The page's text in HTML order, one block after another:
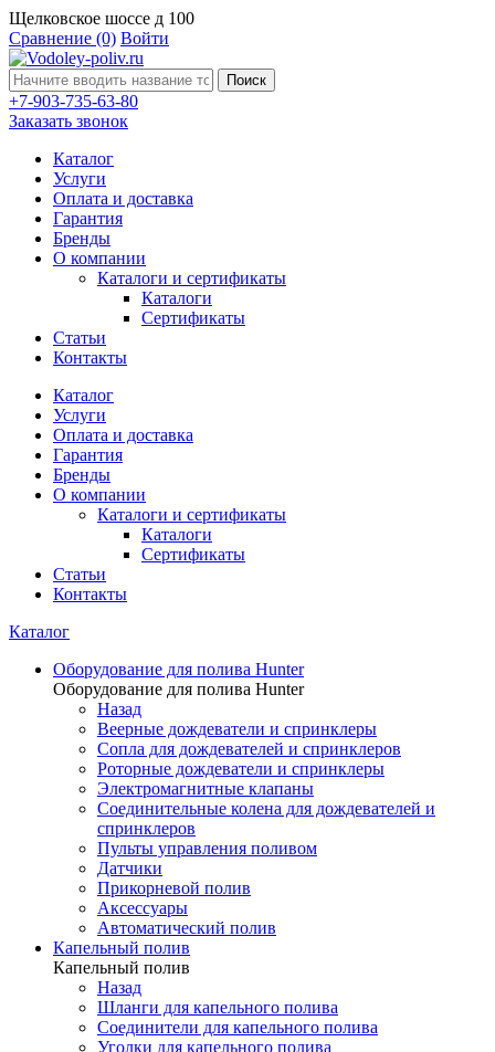
Щелковское шоссе д 100
Сравнение (0) Войти
Поиск
+7-903-735-63-80
Заказать звонок
Каталог
Услуги
Оплата и доставка
Гарантия
Бренды
О компании
Каталоги и сертификаты
Каталоги
Сертификаты
Статьи
Контакты
Каталог
Услуги
Оплата и доставка
Гарантия
Бренды
О компании
Каталоги и сертификаты
Каталоги
Сертификаты
Статьи
Контакты
Каталог
Оборудование для полива Hunter
Оборудование для полива Hunter
Назад
Веерные дождеватели и спринклеры
Сопла для дождевателей и спринклеров
Роторные дождеватели и спринклеры
Электромагнитные клапаны
Соединительные колена для дождевателей и
спринклеров
Пульты управления поливом
Датчики
Прикорневой полив
Аксессуары
Автоматический полив
Капельный полив
Капельный полив
Назад
Шланги для капельного полива
Соединители для капельного полива
Уголки для капельного полива